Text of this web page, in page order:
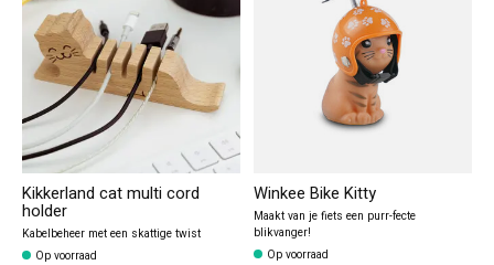
Kikkerland cat multi cord
holder
Kabelbeheer met een skattige twist
Op voorraad
Winkee Bike Kitty
Maakt van je fiets een purr-fecte
blikvanger!
Op voorraad